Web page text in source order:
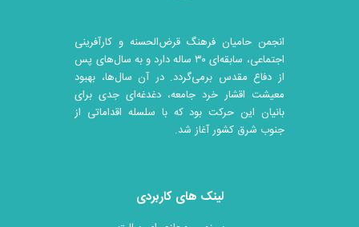
انجمن حامیان فرهنگ قرض‌الحسنه و کارآفرینی
اجتماعی، سابقه‌ای ۳۰ ساله دارد و به سال‌های پس
از دفاع مقدس برمی‌گردد. در آن سال‎‌ها، بهبود
معیشت اقشار خرد جامعه، دغدغه‌ای جدی برای
بانیان این حرکت بود که با سلسله اقداماتی از
جنوب شرق کشور آغاز شد.
لینک های کاربردی